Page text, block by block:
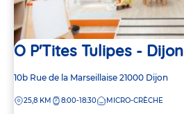
O P'Tites Tulipes - Dijon
Adresse
la
10b Rue de la Marseillaise 21000 Dijon
DISTANCE
25,8 KM 8:00-18:30 MICRO-CRÈCHE